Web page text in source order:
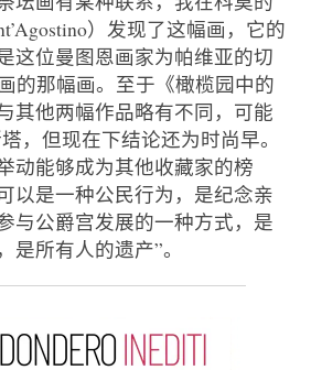
）发现了这幅画，它的
这位曼图恩画家为帕维亚的切
的那幅画。至于《橄榄园中的
其他两幅作品略有不同，可能
，但现在下结论还为时尚早。
动能够成为其他收藏家的榜
以是一种公民行为，是纪念亲
与公爵宫发展的一种方式，是
所有人的遗产”。